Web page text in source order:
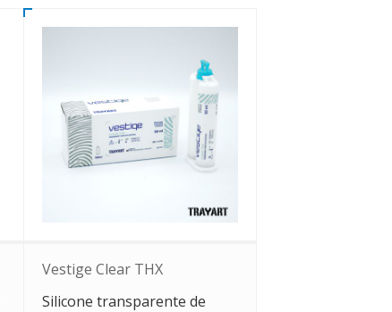
Vestige Clear THX
Silicone transparente de